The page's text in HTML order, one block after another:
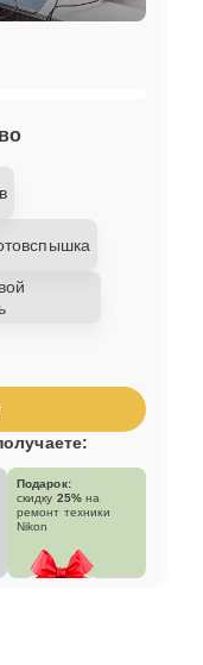
Подарок:
скидку 25% на
ремонт техники
Nikon